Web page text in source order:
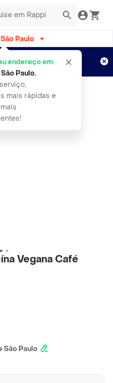
Paulo
endereço em
Paulo.
mais rápidas e
15 dias!
Aplicam T&C
Vegana Café
São Paulo